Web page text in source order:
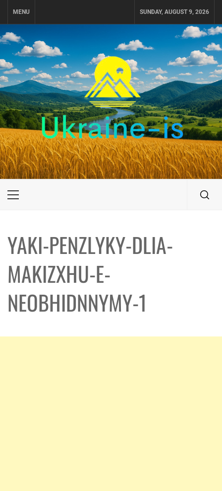
MENU SUNDAY, AUGUST 9, 2026
UKRAINE-IS
ПОДОРОЖI ПО УКРАЇНІ
Primary
YAKI-PENZLYKY-DLIA-
MAKIZXHU-E-
NEOBHIDNNYMY-1